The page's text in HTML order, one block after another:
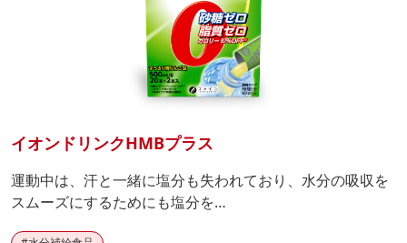
イオンドリンクHMBプラス
運動中は、汗と一緒に塩分も失われており、水分の吸収を
スムーズにするためにも塩分を…